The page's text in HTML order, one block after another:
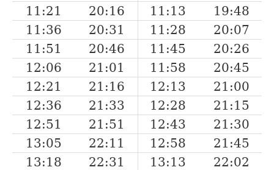
11:21
20:16 11:13
19:48
11:36
20:31 11:28
20:07
11:51
20:46 11:45
20:26
12:06
21:01 11:58
20:45
12:21
21:16 12:13
21:00
12:36
21:33 12:28
21:15
12:51
21:51 12:43
21:30
13:05
22:11 12:58
21:45
13:18
22:31 13:13 22:02